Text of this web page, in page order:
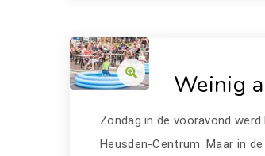
Weinig
Zondag in de vooravond
Heusden-Centrum. Maar in